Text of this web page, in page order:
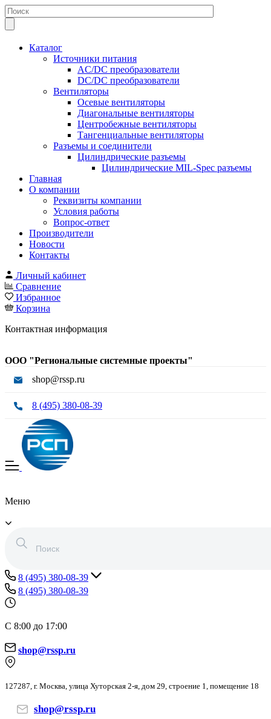
Каталог
Источники питания
AC/DC преобразователи
DC/DC преобразователи
Вентиляторы
Осевые вентиляторы
Диагональные вентиляторы
Центробежные вентиляторы
Тангенциальные вентиляторы
Разъемы и соединители
Цилиндрические разъемы
Цилиндрические MIL-Spec разъемы
Главная
О компании
Реквизиты компании
Условия работы
Вопрос-ответ
Производители
Новости
Контакты
Личный кабинет
Сравнение
Избранное
Корзина
Контактная информация
ООО "Региональные системные проекты"
shop@rssp.ru
8 (495) 380-08-39
Меню
8 (495) 380-08-39
8 (495) 380-08-39
С 8:00 до 17:00
shop@rssp.ru
127287, г. Москва, улица Хуторская 2-я, дом 29, строение 1, помещение 18
shop@rssp.ru